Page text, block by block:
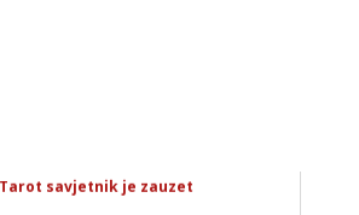
vidovinjakinja, licencirana